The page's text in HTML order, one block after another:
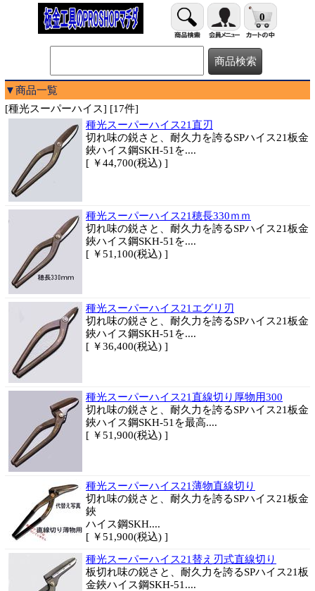
0
▼商品一覧
[種光スーパーハイス] [17件]
種光スーパーハイス21直刃
切れ味の鋭さと、耐久力を誇るSPハイス21板金
鋏ハイス鋼SKH-51を....
[ ￥44,700(税込) ]
種光スーパーハイス21穂長330ｍｍ
切れ味の鋭さと、耐久力を誇るSPハイス21板金
鋏ハイス鋼SKH-51を....
[ ￥51,100(税込) ]
種光スーパーハイス21エグリ刃
切れ味の鋭さと、耐久力を誇るSPハイス21板金
鋏ハイス鋼SKH-51を....
[ ￥36,400(税込) ]
種光スーパーハイス21直線切り厚物用300
切れ味の鋭さと、耐久力を誇るSPハイス21板金
鋏ハイス鋼SKH-51を最高....
[ ￥51,900(税込) ]
種光スーパーハイス21薄物直線切り
切れ味の鋭さと、耐久力を誇るSPハイス21板金
鋏
ハイス鋼SKH....
[ ￥51,900(税込) ]
種光スーパーハイス21替え刃式直線切り
板切れ味の鋭さと、耐久力を誇るSPハイス21板
金鋏ハイス鋼SKH-51....